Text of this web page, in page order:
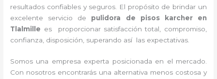
resultados confiables y seguros. El propósito de brindar un
excelente servicio de pulidora de pisos karcher
en
Tlalmille es proporcionar satisfacción total, compromiso,
confianza, disposición, superando así las expectativas.
Somos una empresa experta posicionada en el mercado.
Con nosotros encontrarás una alternativa menos costosa y